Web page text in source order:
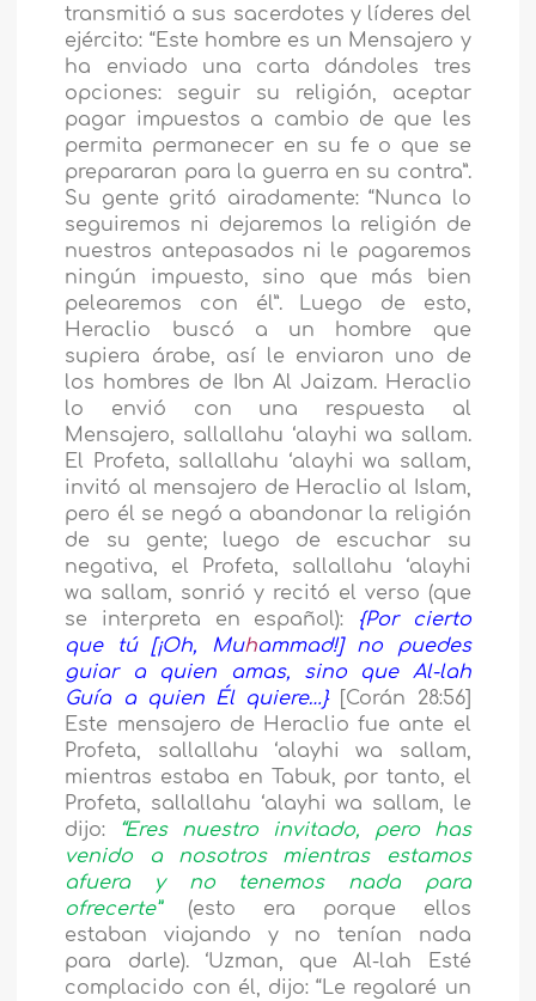
transmitió a sus sacerdotes y líderes del
ejército: “Este hombre es un Mensajero y
ha enviado una carta dándoles tres
opciones: seguir su religión, aceptar
pagar impuestos a cambio de que les
permita permanecer en su fe o que se
prepararan para la guerra en su contra”.
Su gente gritó airadamente: “Nunca lo
seguiremos ni dejaremos la religión de
nuestros antepasados ni le pagaremos
ningún impuesto, sino que más bien
pelearemos con él”. Luego de esto,
Heraclio buscó a un hombre que
supiera árabe, así le enviaron uno de
los hombres de Ibn Al Jaizam. Heraclio
lo envió con una respuesta al
Mensajero, sallallahu ‘alayhi wa sallam.
El Profeta, sallallahu ‘alayhi wa sallam,
invitó al mensajero de Heraclio al Islam,
pero él se negó a abandonar la religión
de su gente; luego de escuchar su
negativa, el Profeta, sallallahu ‘alayhi
wa sallam, sonrió y recitó el verso (que
se interpreta en español):
{Por cierto
que tú [¡Oh, Muhammad!] no puedes
guiar a quien amas, sino que Al-lah
Guía a quien Él quiere…}[Corán 28:56]
Este mensajero de Heraclio fue ante el
Profeta, sallallahu ‘alayhi wa sallam,
mientras estaba en Tabuk, por tanto, el
Profeta, sallallahu ‘alayhi wa sallam, le
dijo:
“Eres nuestro invitado, pero has
venido a nosotros mientras estamos
afuera y no tenemos nada para
ofrecerte”(esto era porque ellos
estaban viajando y no tenían nada
para darle). ‘Uzman, que Al-lah Esté
complacido con él, dijo: “Le regalaré un